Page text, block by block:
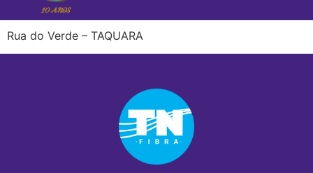
Rua do Verde – TAQUARA